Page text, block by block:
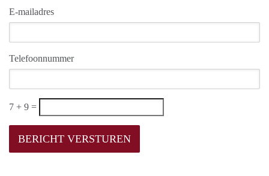
E-mailadres
Telefoonnummer
7 + 9 =